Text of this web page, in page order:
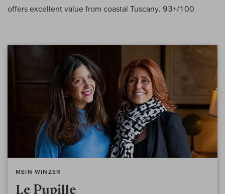
offers excellent value from coastal Tuscany. 93+/100
MEIN WINZER
Le Pupille